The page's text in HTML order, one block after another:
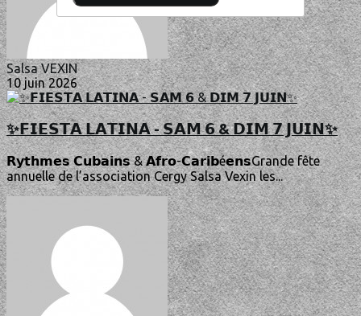
Salsa VEXIN
10 juin 2026
✨𝗙𝗜𝗘𝗦𝗧𝗔 𝗟𝗔𝗧𝗜𝗡𝗔 - 𝗦𝗔𝗠 𝟲 & 𝗗𝗜𝗠 𝟳 𝗝𝗨𝗜𝗡✨
𝗥𝘆𝘁𝗵𝗺𝗲𝘀 𝗖𝘂𝗯𝗮𝗶𝗻𝘀 & 𝗔𝗳𝗿𝗼-𝗖𝗮𝗿𝗶𝗯é𝗲𝗻𝘀Grande fête
annuelle de l’association Cergy Salsa Vexin les...